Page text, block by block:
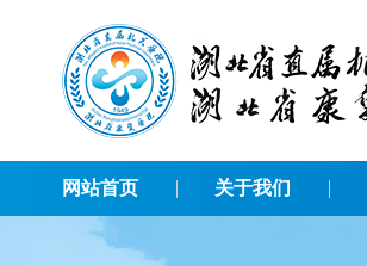
网站首页 关于我们